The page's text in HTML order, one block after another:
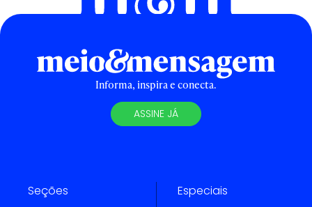
Informa, inspira e conecta.
ASSINE JÁ
Seções Especiais